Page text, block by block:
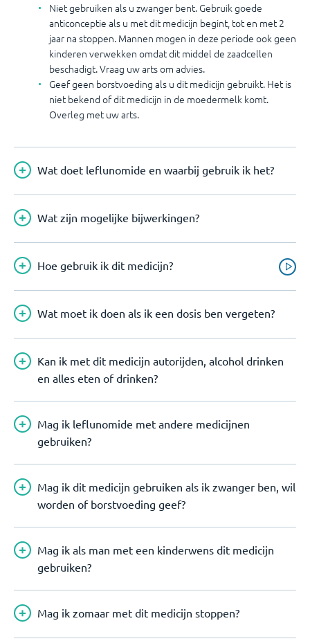
Niet gebruiken als u zwanger bent. Gebruik goede
anticonceptie als u met dit medicijn begint, tot en met 2
jaar na stoppen. Mannen mogen in deze periode ook geen
kinderen verwekken omdat dit middel de zaadcellen
beschadigt. Vraag uw arts om advies.
Geef geen borstvoeding als u dit medicijn gebruikt. Het is
niet bekend of dit medicijn in de moedermelk komt.
Overleg met uw arts.
Wat doet leflunomide en waarbij gebruik ik het?
Wat zijn mogelijke bijwerkingen?
Hoe gebruik ik dit medicijn?
Wat moet ik doen als ik een dosis ben vergeten?
Kan ik met dit medicijn autorijden, alcohol drinken
en alles eten of drinken?
Mag ik leflunomide met andere medicijnen
gebruiken?
Mag ik dit medicijn gebruiken als ik zwanger ben, wil
worden of borstvoeding geef?
Mag ik als man met een kinderwens dit medicijn
gebruiken?
Mag ik zomaar met dit medicijn stoppen?